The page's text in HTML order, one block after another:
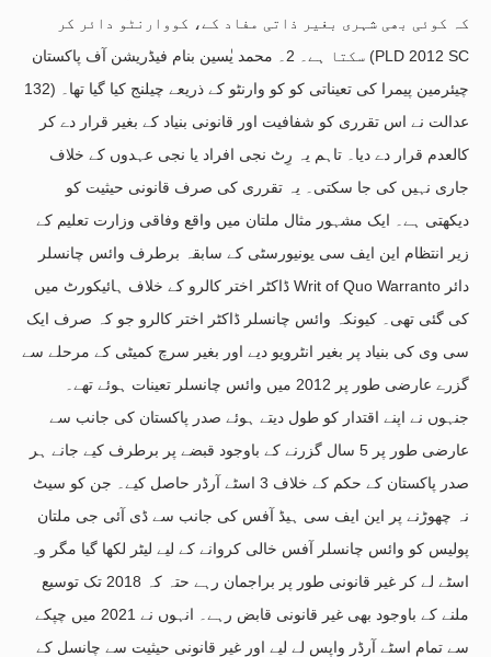
کہ کوئی بھی شہری بغیر ذاتی مفاد کے، کووارنٹو دائر کر
سکتا ہے۔ 2۔ محمد یٰسین بنام فیڈریشن آف پاکستان (PLD 2012 SC
132) چیئرمین پیمرا کی تعیناتی کو کو وارنٹو کے ذریعے چیلنج کیا گیا تھا۔
عدالت نے اس تقرری کو شفافیت اور قانونی بنیاد کے بغیر قرار دے کر
کالعدم قرار دے دیا۔ تاہم یہ رِٹ نجی افراد یا نجی عہدوں کے خلاف
جاری نہیں کی جا سکتی۔ یہ تقرری کی صرف قانونی حیثیت کو
دیکھتی ہے۔ ایک مشہور مثال ملتان میں واقع وفاقی وزارت تعلیم کے
زیر انتظام این ایف سی یونیورسٹی کے سابقہ برطرف وائس چانسلر
ڈاکٹر اختر کالرو کے خلاف ہائیکورٹ میں Writ of Quo Warranto دائر
کی گئی تھی۔ کیونکہ وائس چانسلر ڈاکٹر اختر کالرو جو کہ صرف ایک
سی وی کی بنیاد پر بغیر انٹرویو دیے اور بغیر سرچ کمیٹی کے مرحلے سے
گزرے عارضی طور پر 2012 میں وائس چانسلر تعینات ہوئے تھے۔
جنہوں نے اپنے اقتدار کو طول دیتے ہوئے صدر پاکستان کی جانب سے
عارضی طور پر 5 سال گزرنے کے باوجود قبضے پر برطرف کیے جانے ہر
صدر پاکستان کے حکم کے خلاف 3 اسٹے آرڈر حاصل کیے۔ جن کو سیٹ
نہ چھوڑنے پر این ایف سی ہیڈ آفس کی جانب سے ڈی آئی جی ملتان
پولیس کو وائس چانسلر آفس خالی کروانے کے لیے لیٹر لکھا گیا مگر وہ
اسٹے لے کر غیر قانونی طور پر براجمان رہے حتہ کہ 2018 تک توسیع
ملنے کے باوجود بھی غیر قانونی قابض رہے۔ انہوں نے 2021 میں چپکے
سے تمام اسٹے آرڈر واپس لے لیے اور غیر قانونی حیثیت سے چانسل کے